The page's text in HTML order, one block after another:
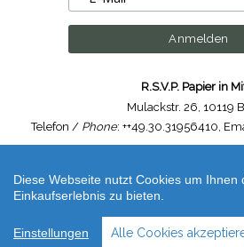
R.S.V.P. Papier in
Mulackstr. 26 10119
Telefon / Phone: ++49.30.31956410
Caran d'Ache Keith Haring Farben Set Limited
cda_keith-haring-
Diese Webseite nutzt Cookies um Ihnen
Einkaufserlebnis zu bieten.
Einstellungen Alle Cookies